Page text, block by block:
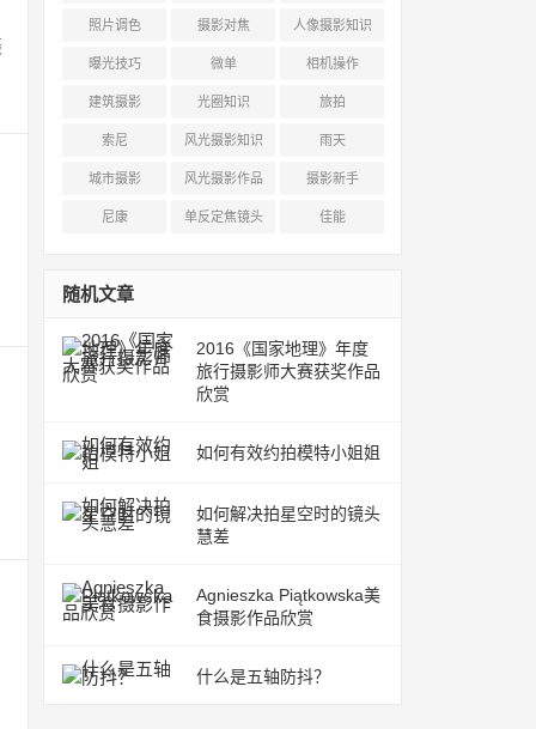
照片调色 摄影对焦 人像摄影知识
曝光技巧 微单 相机操作
建筑摄影 光圈知识 旅拍
索尼 风光摄影知识 雨天
城市摄影 风光摄影作品 摄影新手
尼康 单反定焦镜头 佳能
随机文章
2016《国家地理》年度
旅行摄影师大赛获奖作品
欣赏
如何有效约拍模特小姐姐
如何解决拍星空时的镜头
慧差
Agnieszka Piątkowska美
食摄影作品欣赏
什么是五轴防抖？